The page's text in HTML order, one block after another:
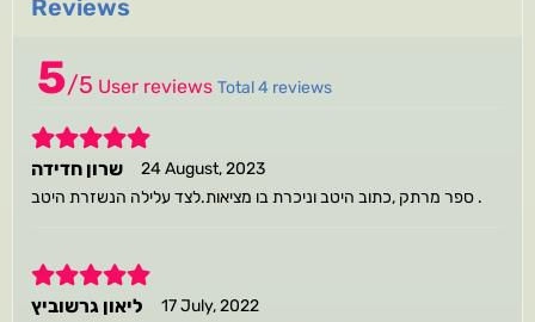
Reviews
5/5 User reviews Total 4 reviews
5
שרון חדידה
24 August, 2023
ספר מרתק ,כתוב היטב וניכרת בו מציאות.לצד עלילה הנשזרת היטב .
5
ליאון גרשוביץ
17 July, 2022